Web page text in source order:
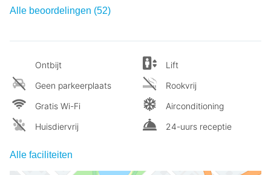
Alle beoordelingen (52)
Ontbijt
Geen parkeerplaats
Gratis Wi-Fi
Huisdiervrij
Lift
Rookvrij
Airconditioning
24-uurs receptie
Alle faciliteiten